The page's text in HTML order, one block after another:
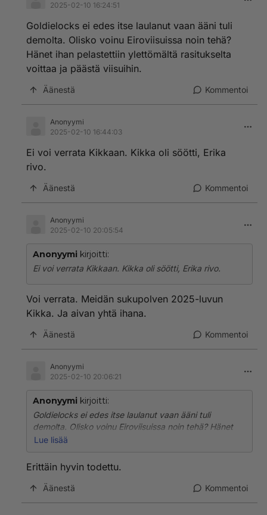
2025-02-10 16:24:51
Goldielocks ei edes itse laulanut vaan ääni tuli
demolta. Olisko voinu Eiroviisuissa noin tehä?
Hänet ihan pelastettiin ylettömältä rasitukselta
voittaa ja päästä viisuihin.
Äänestä Kommentoi
Anonyymi
2025-02-10 16:44:03
Ei voi verrata Kikkaan. Kikka oli söötti, Erika
rivo.
Äänestä Kommentoi
Anonyymi
2025-02-10 20:05:54
Anonyymi kirjoitti:
Ei voi verrata Kikkaan. Kikka oli söötti, Erika rivo.
Voi verrata. Meidän sukupolven 2025-luvun
Kikka. Ja aivan yhtä ihana.
Äänestä Kommentoi
Anonyymi
2025-02-10 20:06:21
Anonyymi kirjoitti:
Goldielocks ei edes itse laulanut vaan ääni tuli
demolta. Olisko voinu Eiroviisuissa noin tehä? Hänet
ihan pelastettiin ylettömältä rasitukselta voittaa ja
Lue lisää
Erittäin hyvin todettu.
Äänestä Kommentoi